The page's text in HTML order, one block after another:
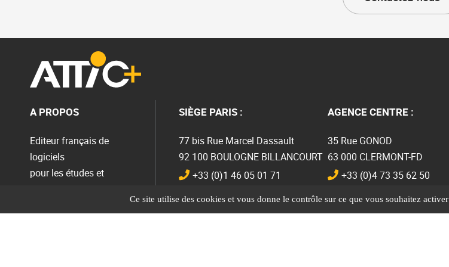
Ce site utilise des cookies et vous donne le contrôle sur ce que vous souhaitez activer
A PROPOS
Editeur français de
logiciels
pour les études et
SIÈGE PARIS :
77 bis Rue Marcel Dassault
92 100 BOULOGNE BILLANCOURT
+33 (0)1 46 05 01 71
Envoyer un mail
AGENCE CENTRE :
35 Rue GONOD
63 000 CLERMONT-FD
+33 (0)4 73 35 62 50